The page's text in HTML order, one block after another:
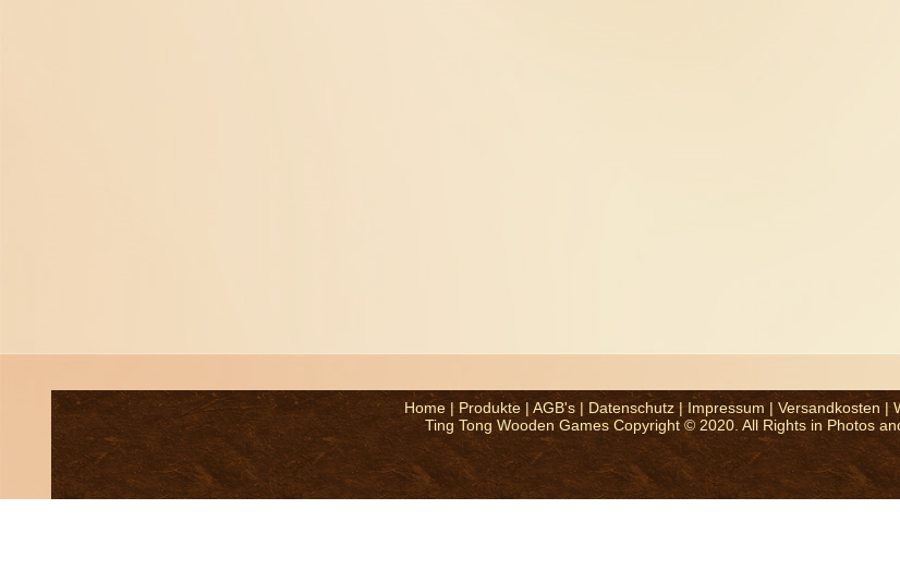
Home|Produkte | AGB's|Datenschutz|Impressum|Versandkosten |
Ting Tong Wooden Games Copyright © 2020. All Rights in Photos